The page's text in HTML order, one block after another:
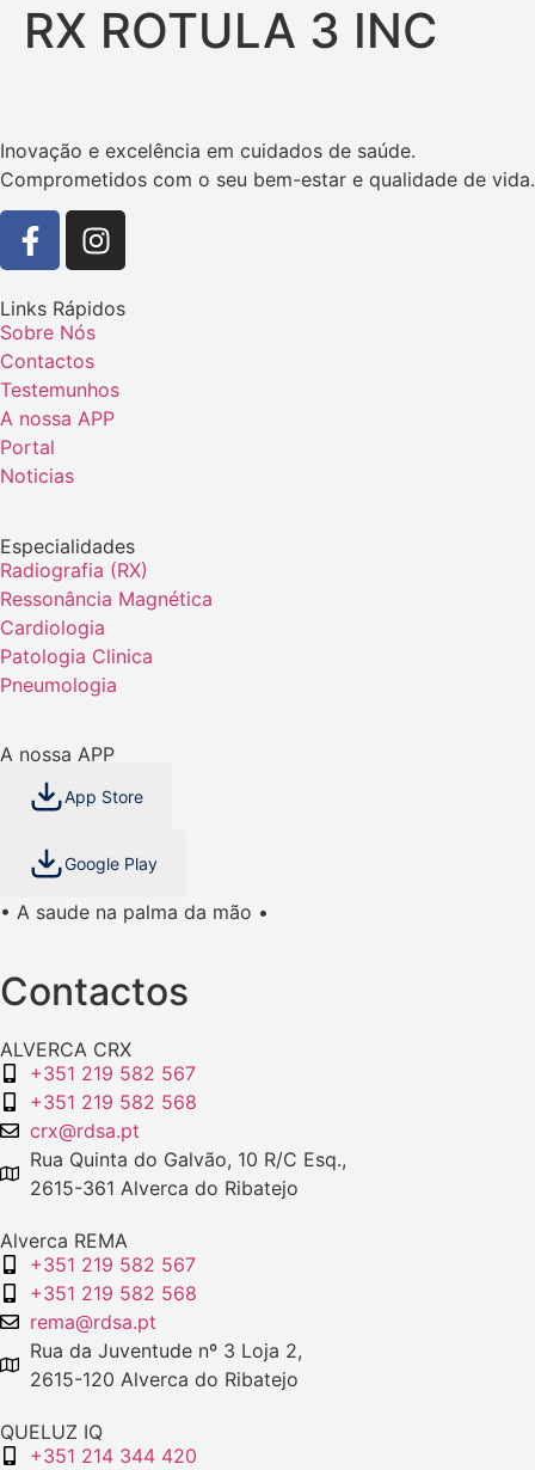
RX ROTULA 3 INC
Inovação e excelência em cuidados de saúde.
Comprometidos com o seu bem-estar e qualidade de vida.
Links Rápidos
Sobre Nós
Contactos
Testemunhos
A nossa APP
Portal
Noticias
Especialidades
Radiografia (RX)
Ressonância Magnética
Cardiologia
Patologia Clinica
Pneumologia
A nossa APP
App Store
Google Play
• A saude na palma da mão •
Contactos
ALVERCA CRX
+351 219 582 567
+351 219 582 568
crx@rdsa.pt
Rua Quinta do Galvão, 10 R/C Esq.,
2615-361 Alverca do Ribatejo
Alverca REMA
+351 219 582 567
+351 219 582 568
rema@rdsa.pt
Rua da Juventude nº 3 Loja 2,
2615-120 Alverca do Ribatejo
QUELUZ IQ
+351 214 344 420